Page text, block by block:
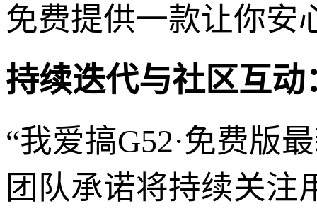
免费提供一款让你安
持续迭代与社区互
“我爱搞G52·免费版
团队承诺将持续关注